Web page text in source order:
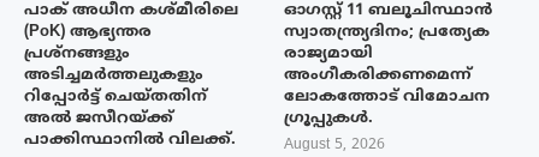
പാക് അധീന കശ്മീരിലെ
(PoK) ആഭ്യന്തര
പ്രശ്നങ്ങളും
അടിച്ചമർത്തലുകളും
റിപ്പോർട്ട് ചെയ്തതിന്
അൽ ജസീറയ്‌ക്ക്
പാക്കിസ്ഥാനിൽ വിലക്ക്.
ഓഗസ്റ്റ് 11 ബലൂചിസ്ഥാൻ
സ്വാതന്ത്ര്യദിനം; പ്രത്യേക
രാജ്യമായി
അംഗീകരിക്കണമെന്ന്
ലോകത്തോട് വിമോചന
ഗ്രൂപ്പുകൾ.
August 5, 2026